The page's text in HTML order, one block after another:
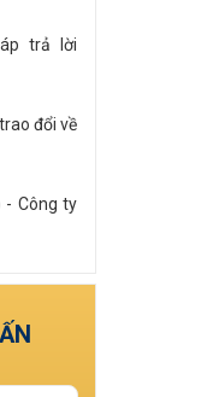
trả lời
đổi về
- Công ty
tất cả